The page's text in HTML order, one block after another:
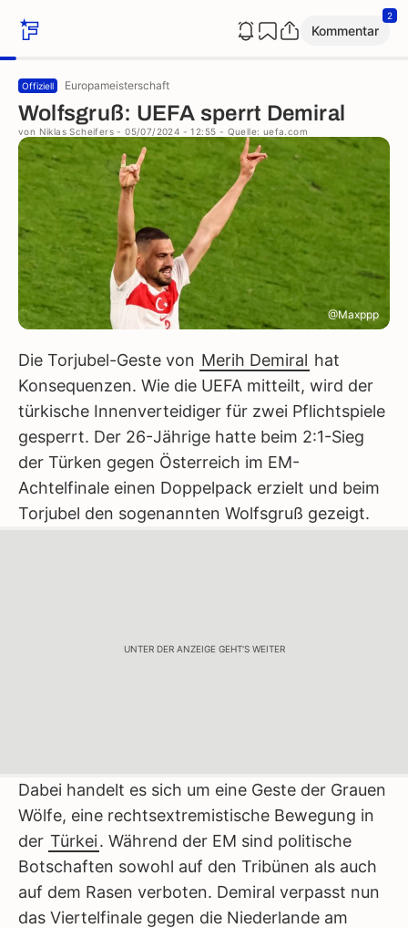
Kommentar
2
Offiziell Europameisterschaft
Wolfsgruß: UEFA sperrt Demiral
von Niklas Scheifers - 05/07/2024 - 12:55 - Quelle: uefa.com
@Maxppp
Die Torjubel-Geste von Merih Demiral hat
Konsequenzen. Wie die UEFA mitteilt, wird der
türkische Innenverteidiger für zwei Pflichtspiele
gesperrt. Der 26-Jährige hatte beim 2:1-Sieg
der Türken gegen Österreich im EM-
Achtelfinale einen Doppelpack erzielt und beim
Torjubel den sogenannten Wolfsgruß gezeigt.
UNTER DER ANZEIGE GEHT'S WEITER
Dabei handelt es sich um eine Geste der Grauen
Wölfe, eine rechtsextremistische Bewegung in
der Türkei. Während der EM sind politische
Botschaften sowohl auf den Tribünen als auch
auf dem Rasen verboten. Demiral verpasst nun
das Viertelfinale gegen die Niederlande am